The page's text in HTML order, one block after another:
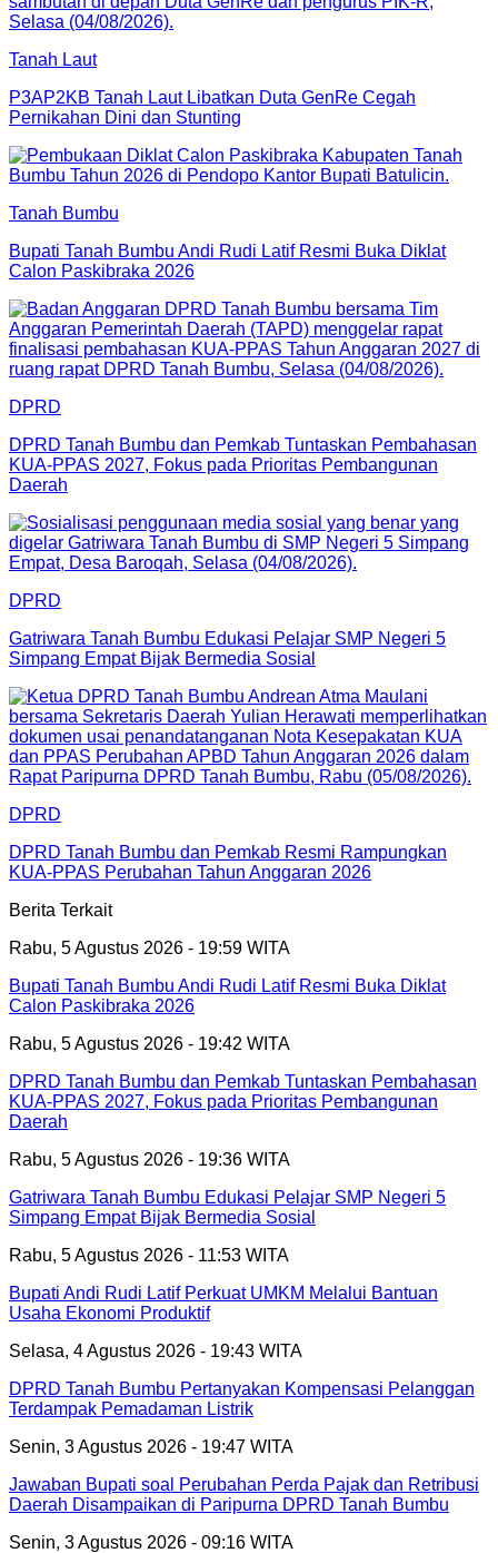
Tanah Laut
P3AP2KB Tanah Laut Libatkan Duta GenRe Cegah
Pernikahan Dini dan Stunting
Tanah Bumbu
Bupati Tanah Bumbu Andi Rudi Latif Resmi Buka Diklat
Calon Paskibraka 2026
DPRD
DPRD Tanah Bumbu dan Pemkab Tuntaskan Pembahasan
KUA-PPAS 2027, Fokus pada Prioritas Pembangunan
Daerah
DPRD
Gatriwara Tanah Bumbu Edukasi Pelajar SMP Negeri 5
Simpang Empat Bijak Bermedia Sosial
DPRD
DPRD Tanah Bumbu dan Pemkab Resmi Rampungkan
KUA-PPAS Perubahan Tahun Anggaran 2026
Berita Terkait
Rabu, 5 Agustus 2026 - 19:59 WITA
Bupati Tanah Bumbu Andi Rudi Latif Resmi Buka Diklat
Calon Paskibraka 2026
Rabu, 5 Agustus 2026 - 19:42 WITA
DPRD Tanah Bumbu dan Pemkab Tuntaskan Pembahasan
KUA-PPAS 2027, Fokus pada Prioritas Pembangunan
Daerah
Rabu, 5 Agustus 2026 - 19:36 WITA
Gatriwara Tanah Bumbu Edukasi Pelajar SMP Negeri 5
Simpang Empat Bijak Bermedia Sosial
Rabu, 5 Agustus 2026 - 11:53 WITA
Bupati Andi Rudi Latif Perkuat UMKM Melalui Bantuan
Usaha Ekonomi Produktif
Selasa, 4 Agustus 2026 - 19:43 WITA
DPRD Tanah Bumbu Pertanyakan Kompensasi Pelanggan
Terdampak Pemadaman Listrik
Senin, 3 Agustus 2026 - 19:47 WITA
Jawaban Bupati soal Perubahan Perda Pajak dan Retribusi
Daerah Disampaikan di Paripurna DPRD Tanah Bumbu
Senin, 3 Agustus 2026 - 09:16 WITA